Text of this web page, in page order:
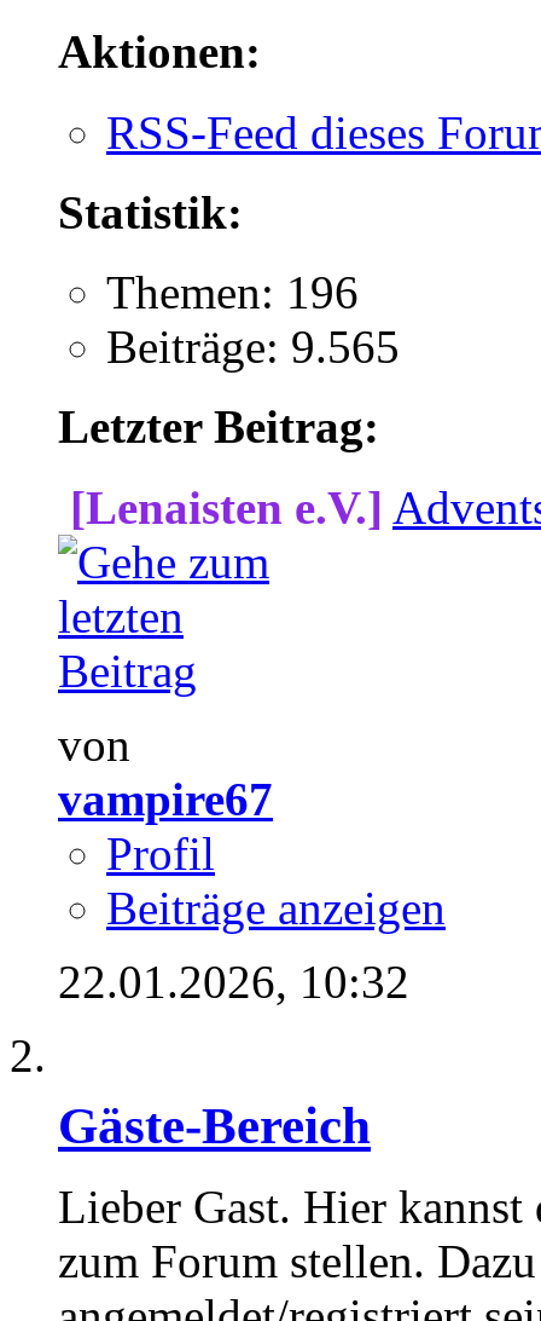
Aktionen:
RSS-Feed dieses
Statistik:
Themen: 196
Beiträge: 9.565
Letzter Beitrag:
[Lenaisten e.V.]
von
vampire67
Profil
Beiträge anzeigen
22.01.2026, 10:32
Gäste-Bereich
Lieber Gast. Hier kannst
zum Forum stellen.